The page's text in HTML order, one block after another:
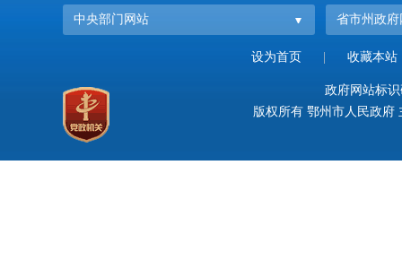
中央部门网站 省市州政府
设为首页 收藏本站
政府网站标
版权所有 鄂州市人民政府